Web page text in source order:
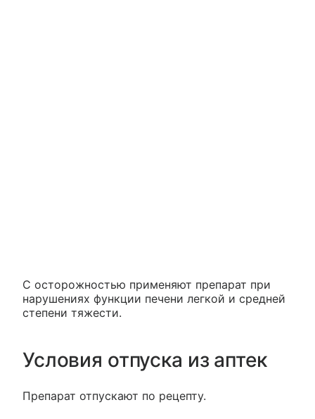
С осторожностью применяют препарат при
нарушениях функции печени легкой и средней
степени тяжести.
Условия отпуска из аптек
Препарат отпускают по рецепту.